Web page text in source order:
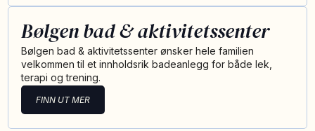
Bølgen bad & aktivitetssenter
Bølgen bad & aktivitetssenter ønsker hele familien
velkommen til et innholdsrik badeanlegg for både lek,
terapi og trening.
FINN UT MER